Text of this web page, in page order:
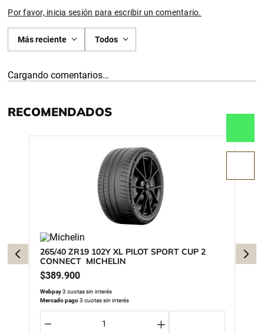
Por favor, inicia sesión para escribir un comentario.
Más reciente Todos
Cargando comentarios…
RECOMENDADOS
265/40 ZR19 102Y XL PILOT SPORT CUP 2
CONNECT MICHELIN
$389.900
Webpay3 cuotas sin interés
Mercado pago3 cuotas sin interés
＋
－